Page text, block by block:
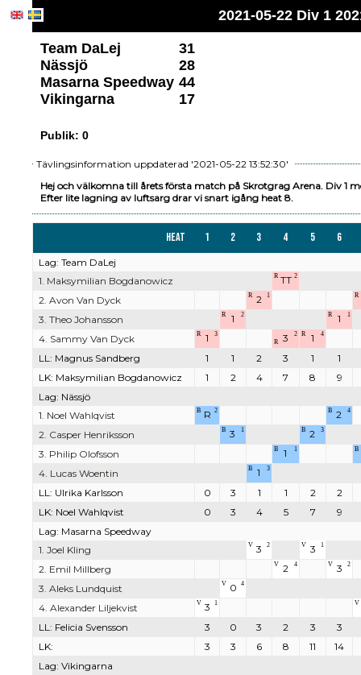
2021-05-22 Div 1
Team DaLej
31
Nässjö
28
Masarna Speedway 44
Vikingarna
17
Publik: 0
Tävlingsinformation uppdaterad '2021-05-22 13:52:30'
Hej och välkomna till årets första match på Skrotgrag Arena. Div 1
Efter lite lagning av luftsarg drar vi snart igång heat 8.
Heat 1 2 3 4 5 6
Lag: Team DaLej
1. Maksymilian Bogdanowicz
R TT 2
2. Avon Van Dyck R 2 1 R
3. Theo Johansson R 1 2 R 1 1
4. Sammy Van Dyck R 1 3 3
2
R
R 1 4
LL: Magnus Sandberg 1 1 2 3 1
1
LK: Maksymilian Bogdanowicz
1 2 4 7 8
9
Lag: Nässjö
1. Noel Wahlqvist
B R 2 B 2 4
2. Casper Henriksson B 3 1 B 2 3
3. Philip Olofsson B 1 1 B
4. Lucas Woentin B 1 3
LL: Ulrika Karlsson 0 3 1 1 2
2
LK: Noel Wahlqvist
0 3 4 5 7
9
Lag: Masarna Speedway
1. Joel Kling
V 3 2 V 3 1
2. Emil Millberg V 2 4 V 3 2
3. Aleks Lundquist V 0 4
4. Alexander Liljekvist V 3 1 V
LL: Felicia Svensson 3 0 3 2 3
3
LK:
3 3 6 8 11
14
Lag: Vikingarna